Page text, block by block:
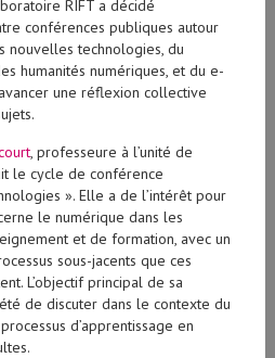
RIFT a décidé
conférences publiques autour
nouvelles technologies, du
humanités numériques, et du e-
une réflexion collective
, professeure à l’unité de
le cycle de conférence
». Elle a de l’intérêt pour
le numérique dans les
et de formation, avec un
sous-jacents que ces
L’objectif principal de sa
de discuter dans le contexte du
d’apprentissage en